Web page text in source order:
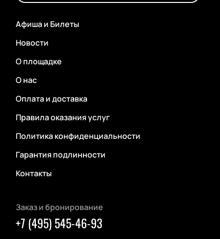
Афиша и Билеты
Новости
О площадке
О нас
Оплата и доставка
Правила оказания услуг
Политика конфиденциальности
Гарантия подлинности
Контакты
Заказ и бронирование
+7 (495) 545-46-93